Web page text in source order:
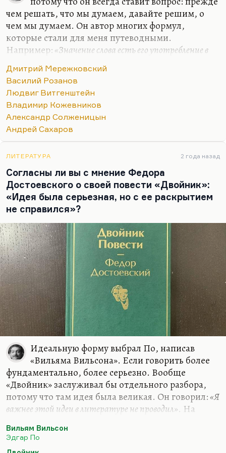
чем решать, что мы думаем, давайте решим, о
чем мы думаем. Он автор многих формул,
которые стали для меня путеводными.
Например:«Значение слова есть его употребление в
важного самого в привычку уходят, ветшают, как
платья». Очень многие слова утратили смысл.
Витгенштейн их пытается отмыть, по-
самойловски:«Их протирают, как стекло, и в этом
наше ремесло».
Кожев (он же Кожевников). Интересен главным
образом потому, что он первым поставил вопрос,
а не была ли вся репрессивная система…
Дмитрий Мережковский
Василий Розанов
Людвиг Витгенштейн
Владимир Кожевников
Александр Солженицын
Андрей Сахаров
ЛИТЕРАТУРА 2 года назад
Согласны ли вы с мнение Федора
Достоевского о своей повести «Двойник»:
«Идея была серьезная, но с ее раскрытием
не справился»?
Идеальную форму выбрал По, написав
«Вильяма Вильсона». Если говорить более
фундаментально, более серьезно. Вообще
«Двойник» заслуживал бы отдельного разбора,
потому что там идея была великая. Он говорил:«Я
важнее этой идеи в литературе не проводил». На
инквизитор более важная идея, более интересная
история. В чем важность идеи? Я не говорю о том,
Вильям Вильсон
Эдгар По